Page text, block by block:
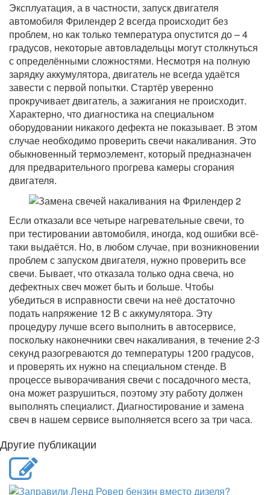
Эксплуатация, а в частности, запуск двигателя
автомобиля Фрилендер 2 всегда происходит без
проблем, но как только температура опустится до – 4
градусов, некоторые автовладельцы могут столкнуться
с определёнными сложностями. Несмотря на полную
зарядку аккумулятора, двигатель не всегда удаётся
завести с первой попытки. Стартёр уверенно
прокручивает двигатель, а зажигания не происходит.
Характерно, что диагностика на специальном
оборудовании никакого дефекта не показывает. В этом
случае необходимо проверить свечи накаливания. Это
обыкновенный термоэлемент, который предназначен
для предварительного прогрева камеры сгорания
двигателя.
Если отказали все четыре нагревательные свечи, то
при тестировании автомобиля, иногда, код ошибки всё-
таки выдаётся. Но, в любом случае, при возникновении
проблем с запуском двигателя, нужно проверить все
свечи. Бывает, что отказала только одна свеча, но
дефектных свеч может быть и больше. Чтобы
убедиться в исправности свечи на неё достаточно
подать напряжение 12 В с аккумулятора. Эту
процедуру лучше всего выполнить в автосервисе,
поскольку наконечники свеч накаливания, в течение 2-3
секунд разогреваются до температуры 1200 градусов,
и проверять их нужно на специальном стенде. В
процессе выворачивания свечи с посадочного места,
она может разрушиться, поэтому эту работу должен
выполнять специалист. Диагностирование и замена
свеч в нашем сервисе выполняется всего за три часа.
Другие публикации